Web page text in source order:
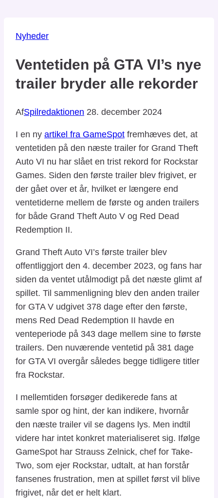
Nyheder
Ventetiden på GTA VI’s nye
trailer bryder alle rekorder
AfSpilredaktionen 28. december 2024
I en ny artikel fra GameSpot fremhæves det, at
ventetiden på den næste trailer for Grand Theft
Auto VI nu har slået en trist rekord for Rockstar
Games. Siden den første trailer blev frigivet, er
der gået over et år, hvilket er længere end
ventetiderne mellem de første og anden trailers
for både Grand Theft Auto V og Red Dead
Redemption II.
Grand Theft Auto VI’s første trailer blev
offentliggjort den 4. december 2023, og fans har
siden da ventet utålmodigt på det næste glimt af
spillet. Til sammenligning blev den anden trailer
for GTA V udgivet 378 dage efter den første,
mens Red Dead Redemption II havde en
venteperiode på 343 dage mellem sine to første
trailers. Den nuværende ventetid på 381 dage
for GTA VI overgår således begge tidligere titler
fra Rockstar.
I mellemtiden forsøger dedikerede fans at
samle spor og hint, der kan indikere, hvornår
den næste trailer vil se dagens lys. Men indtil
videre har intet konkret materialiseret sig. Ifølge
GameSpot har Strauss Zelnick, chef for Take-
Two, som ejer Rockstar, udtalt, at han forstår
fansenes frustration, men at spillet først vil blive
frigivet, når det er helt klart.